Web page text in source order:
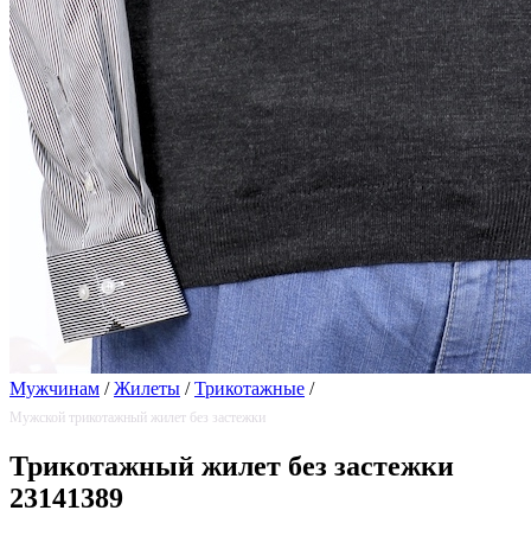
Мужчинам / Жилеты / Трикотажные /
Мужской трикотажный жилет без застежки
Трикотажный жилет без застежки
23141389